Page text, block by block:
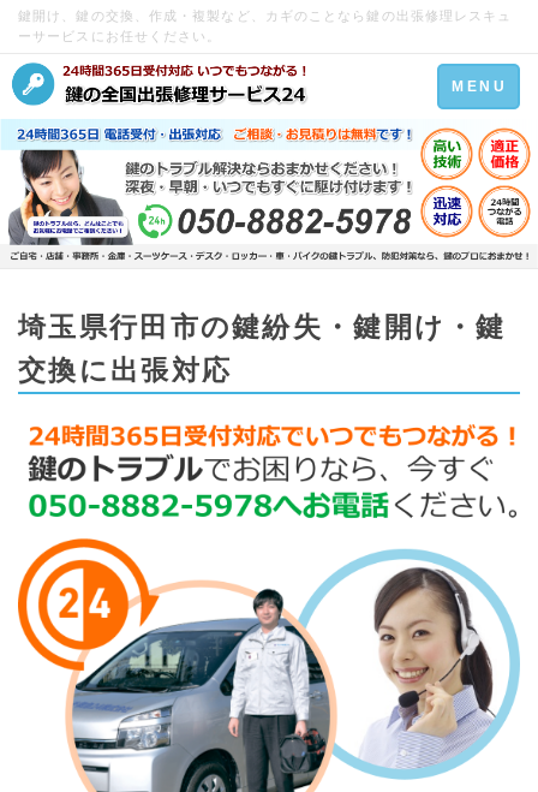
鍵開け、鍵の交換、作成・複製など、カギのことなら鍵の出張修理レスキュ
ーサービスにお任せください。
Toggle
navigation
MENU
埼玉県行田市の鍵紛失・鍵開け・鍵
交換に出張対応